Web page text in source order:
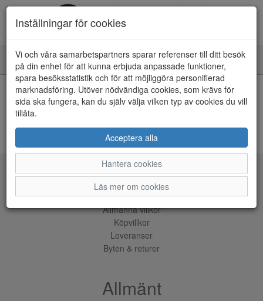
Toggle
navigation
HEM
Kunde inte hitta några artiklar...
ÅNGRA KÖP
Inställningar för cookies
Vi och våra samarbetspartners sparar referenser till ditt besök
på din enhet för att kunna erbjuda anpassade funktioner,
spara besöksstatistik och för att möjliggöra personifierad
marknadsföring. Utöver nödvändiga cookies, som krävs för
sida ska fungera, kan du själv välja vilken typ av cookies du vill
tillåta.
Acceptera alla
Hantera cookies
Läs mer om cookies
Tjänster
Allmänna villkor
Köpvillkor
Leveranser
Byten & returer
Allmänt